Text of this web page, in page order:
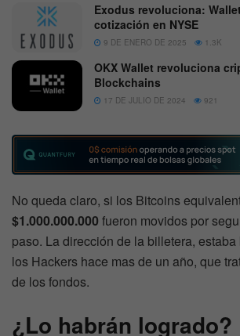
Exodus revoluciona:
cotización en NYSE
9 DE ENERO DE 2025 1.3K
OKX Wallet revoluciona
Blockchains
17 DE JULIO DE 2024 921
No queda claro, si los Bitcoins
$1.000.000.000 fueron movidos por
paso. La dirección de la billetera,
los Hackers hace mas de un año, que
de los fondos.
¿Lo habrán logrado?